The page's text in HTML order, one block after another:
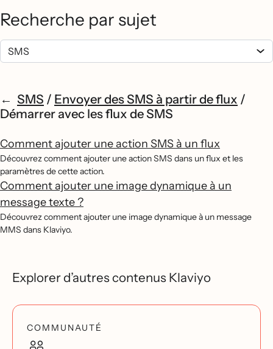
Recherche par sujet
SMS / Envoyer des SMS à partir de flux /
Démarrer avec les flux de SMS
Comment ajouter une action SMS à un flux
Découvrez comment ajouter une action SMS dans un flux et les
paramètres de cette action.
Comment ajouter une image dynamique à un
message texte ?
Découvrez comment ajouter une image dynamique à un message
MMS dans Klaviyo.
Explorer d’autres contenus Klaviyo
COMMUNAUTÉ